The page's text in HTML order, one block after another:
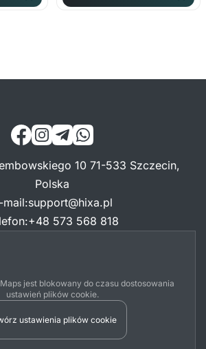
10 71-533 Szczecin,
Polska
mail:support@hixa.pl
:+48 573 568 818
jest blokowany do czasu dostosowania
ustawień plików cookie.
ustawienia plików cookie